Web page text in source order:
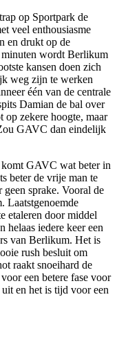
op Sportpark de
veel enthousiasme
en drukt op de
minuten wordt Berlikum
kansen doen zich
weg zijn te werken
één van de centrale
Damian de bal over
zekere hoogte, maar
GAVC dan eindelijk
komt GAVC wat beter in
beter de vrije man te
geen sprake. Vooral de
Laatstgenoemde
etaleren door middel
helaas iedere keer een
van Berlikum. Het is
rush besluit om
raakt snoeihard de
een betere fase voor
en het is tijd voor een